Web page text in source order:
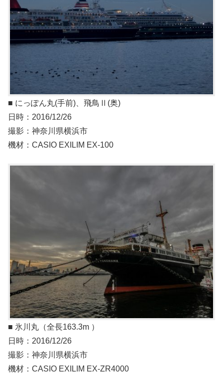
■ にっぽん丸(手前)、飛鳥Ⅱ(奥)
日時：2016/12/26
撮影：神奈川県横浜市
機材：CASIO EXILIM EX-100
■ 氷川丸（全長163.3m ）
日時：2016/12/26
撮影：神奈川県横浜市
機材：CASIO EXILIM EX-ZR4000